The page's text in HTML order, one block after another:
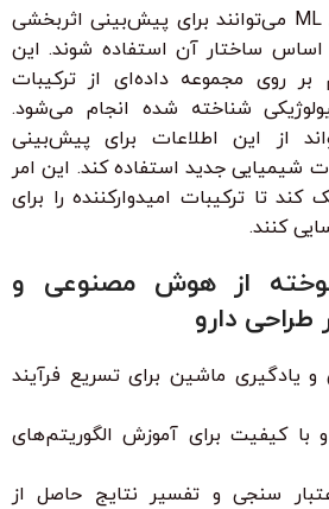
برای مثال، الگوریتم‌های ML می‌توانند برای پیش‌بینی اثربخشی
ساختار آن استفاده شوند. این
بر روی مجموعه داده‌ای از ترکیبات
شناخته شده انجام می‌شود.
از این اطلاعات برای پیش‌بینی
شیمیایی جدید استفاده کند. این امر
تا ترکیبات امیدوارکننده را برای
کنند.
از هوش مصنوعی و
طراحی دارو
یادگیری ماشین برای تسریع فرآیند
با کیفیت برای آموزش الگوریتم‌های
سنجی و تفسیر نتایج حاصل از